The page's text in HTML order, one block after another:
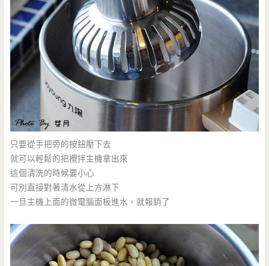
只要從手把旁的按鈕壓下去
就可以輕鬆的把攪拌主機拿出來
這個清洗的時候要小心
可別直接對著清水從上方淋下
一旦主機上面的微電腦面板進水，就報銷了